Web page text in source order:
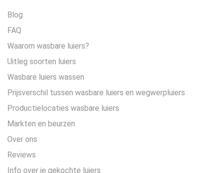
Blog
FAQ
Waarom wasbare luiers?
Uitleg soorten luiers
Wasbare luiers wassen
Prijsverschil tussen wasbare luiers en wegwerpluiers
Productielocaties wasbare luiers
Markten en beurzen
Over ons
Reviews
Info over je gekochte luiers